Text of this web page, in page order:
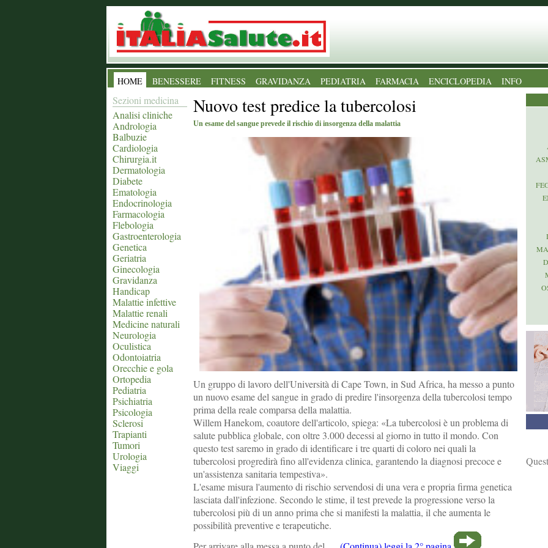
HOME BENESSERE FITNESS GRAVIDANZA PEDIATRIA FARMACIA ENCICLOPEDIA INFO
Sezioni medicina
Analisi cliniche
Andrologia
Balbuzie
Cardiologia
Chirurgia.it
Dermatologia
Diabete
Ematologia
Endocrinologia
Farmacologia
Flebologia
Gastroenterologia
Genetica
Geriatria
Ginecologia
Gravidanza
Handicap
Malattie infettive
Malattie renali
Medicine naturali
Neurologia
Oculistica
Odontoiatria
Orecchie e gola
Ortopedia
Pediatria
Psichiatria
Psicologia
Sclerosi
Trapianti
Tumori
Urologia
Viaggi
Nuovo test predice la tubercolosi
Un esame del sangue prevede il rischio di insorgenza della malattia
Un gruppo di lavoro dell'Università di Cape Town, in Sud Africa, ha messo a punto
un nuovo esame del sangue in grado di predire l'insorgenza della tubercolosi tempo
prima della reale comparsa della malattia.
Willem Hanekom, coautore dell'articolo, spiega: «La tubercolosi è un problema di
salute pubblica globale, con oltre 3.000 decessi al giorno in tutto il mondo. Con
questo test saremo in grado di identificare i tre quarti di coloro nei quali la
tubercolosi progredirà fino all'evidenza clinica, garantendo la diagnosi precoce e
un'assistenza sanitaria tempestiva».
L'esame misura l'aumento di rischio servendosi di una vera e propria firma genetica
lasciata dall'infezione. Secondo le stime, il test prevede la progressione verso la
tubercolosi più di un anno prima che si manifesti la malattia, il che aumenta le
possibilità preventive e terapeutiche.